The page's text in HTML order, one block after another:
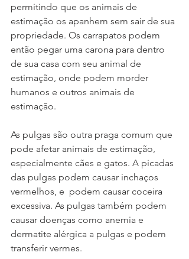
permitindo que os animais de
estimação os apanhem sem sair de sua
propriedade. Os carrapatos podem
então pegar uma carona para dentro
de sua casa com seu animal de
estimação, onde podem morder
humanos e outros animais de
estimação.
As pulgas são outra praga comum que
pode afetar animais de estimação,
especialmente cães e gatos. A picadas
das pulgas podem causar inchaços
vermelhos, e  podem causar coceira
excessiva. As pulgas também podem
causar doenças como anemia e
dermatite alérgica a pulgas e podem
transferir vermes.